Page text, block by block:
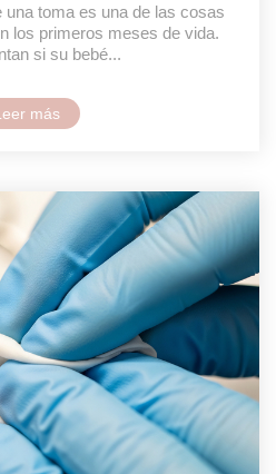
toma es una de las cosas
los primeros meses de vida.
si su bebé...
más